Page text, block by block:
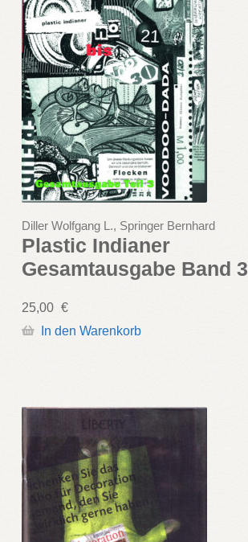
Diller Wolfgang L., Springer Bernhard
Plastic Indianer
Gesamtausgabe Band 3
25,00 €
In den Warenkorb